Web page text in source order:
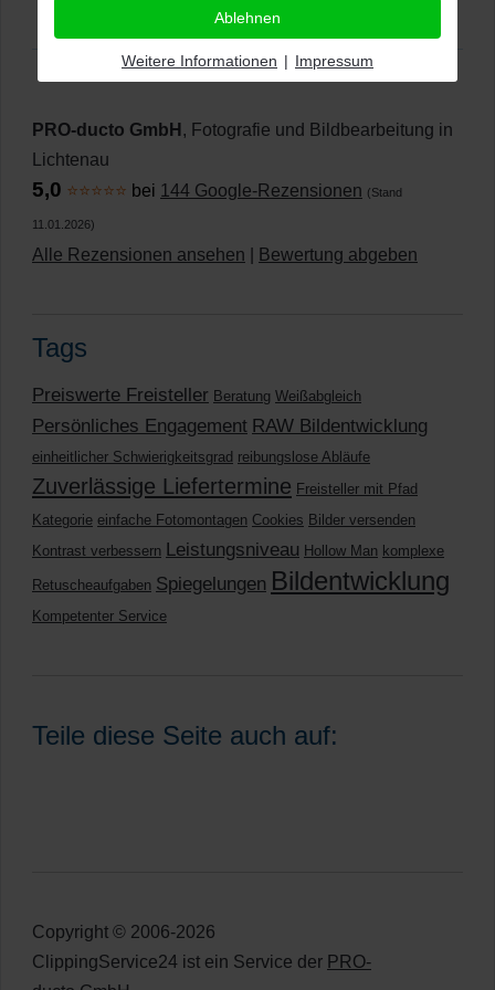
PRO-ducto GmbH , Fotografie und Bildbearbeitung in
Lichtenau
5,0 ⭐⭐⭐⭐⭐ bei 144 Google-Rezensionen (Stand
11.01.2026)
Alle Rezensionen ansehen Bewertung abgeben
Tags
Preiswerte Freisteller Beratung Weißabgleich
Persönliches Engagement RAW Bildentwicklung
einheitlicher Schwierigkeitsgrad reibungslose Abläufe
Zuverlässige Liefertermine Freisteller mit Pfad
Kategorie einfache Fotomontagen Cookies Bilder versenden
Kontrast verbessern Leistungsniveau Hollow Man komplexe
Retuscheaufgaben Spiegelungen Bildentwicklung
Kompetenter Service
Teile diese Seite auch auf:
Copyright © 2006-2026
ClippingService24 ist ein Service der PRO-
Ablehnen
Weitere Informationen | Impressum